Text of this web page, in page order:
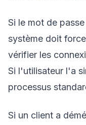
Si le mot de
système doit
vérifier les
Si l'utilisateur l'a
processus
Si un client a